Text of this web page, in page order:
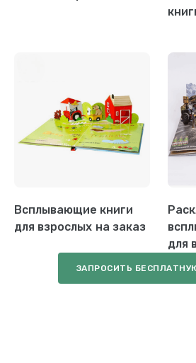
Всплывающие книги
для взрослых на заказ
для
ЗАПРОСИТЬ